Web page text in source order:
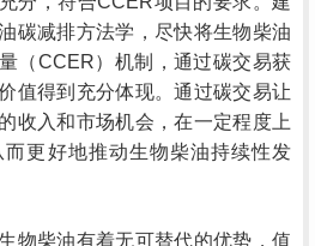
碳减排方法学，尽快将生物柴油
（CCER）机制，通过碳交易获
值得到充分体现。通过碳交易让
收入和市场机会，在一定程度上
更好地推动生物柴油持续性发
物柴油有着无可替代的优势，值